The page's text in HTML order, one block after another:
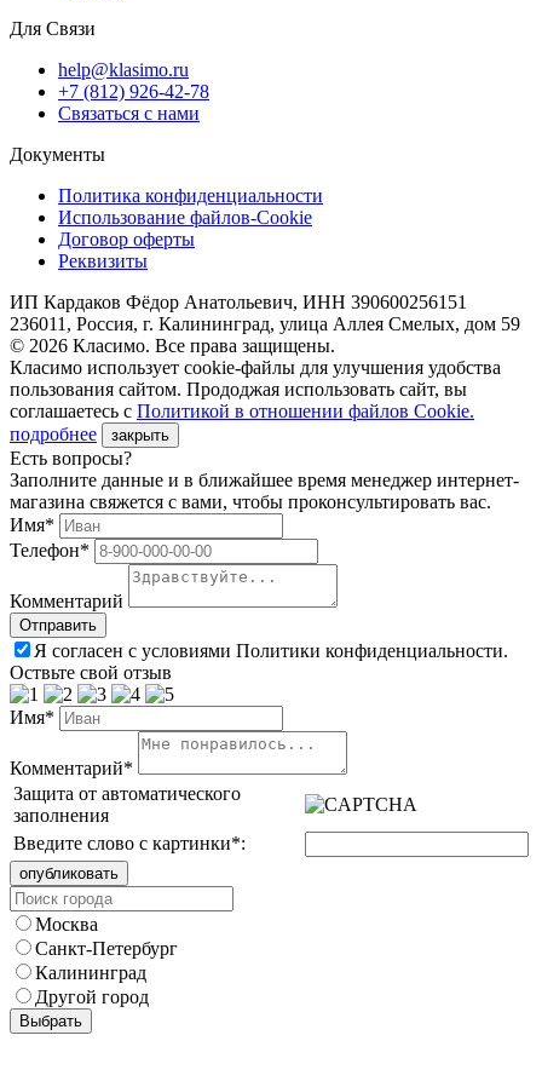
Для Связи
help@klasimo.ru
+7 (812) 926-42-78
Связаться с нами
Документы
Политика конфиденциальности
Использование файлов-Cookie
Договор оферты
Реквизиты
ИП Кардаков Фёдор Анатольевич, ИНН 390600256151
236011, Россия, г. Калининград, улица Аллея Смелых, дом 59
© 2026 Класимо. Все права защищены.
Класимо использует cookie-файлы для улучшения удобства
пользования сайтом. Прододжая использовать сайт, вы
соглашаетесь с Политикой в отношении файлов Сookie.
подробнее
закрыть
Есть вопросы?
Заполните данные и в ближайшее время менеджер интернет-
магазина свяжется с вами, чтобы проконсультировать вас.
Имя*
Телефон*
Комментарий
Я согласен с условиями Политики конфиденциальности.
Оствьте свой отзыв
Имя*
Комментарий*
Защита от автоматического
заполнения
Введите слово с картинки*:
Москва
Санкт-Петербург
Калининград
Другой город
Выбрать